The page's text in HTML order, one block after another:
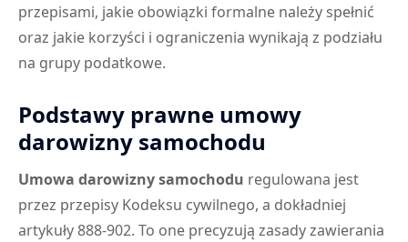
przepisami, jakie obowiązki formalne należy spełnić
oraz jakie korzyści i ograniczenia wynikają z podziału
na grupy podatkowe.
Podstawy prawne umowy
darowizny samochodu
Umowa darowizny samochodu regulowana jest
przez przepisy Kodeksu cywilnego, a dokładniej
artykuły 888-902. To one precyzują zasady zawierania